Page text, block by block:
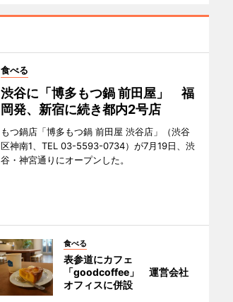
食べる
渋谷に「博多もつ鍋 前田屋」 福
岡発、新宿に続き都内2号店
もつ鍋店「博多もつ鍋 前田屋 渋谷店」（渋谷
区神南1、TEL 03-5593-0734）が7月19日、渋
谷・神宮通りにオープンした。
食べる
表参道にカフェ
「goodcoffee」 運営会社
オフィスに併設